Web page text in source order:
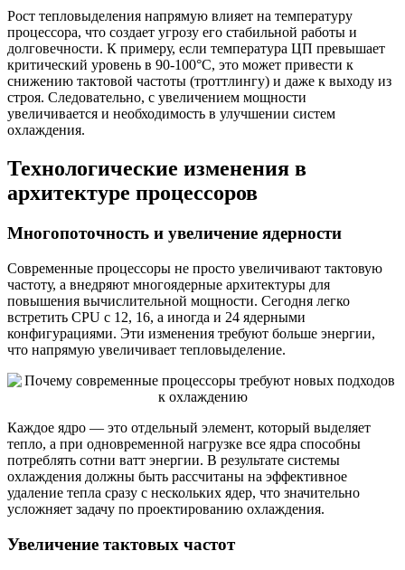
Рост тепловыделения напрямую влияет на температуру
процессора, что создает угрозу его стабильной работы и
долговечности. К примеру, если температура ЦП превышает
критический уровень в 90-100°C, это может привести к
снижению тактовой частоты (троттлингу) и даже к выходу из
строя. Следовательно, с увеличением мощности
увеличивается и необходимость в улучшении систем
охлаждения.
Технологические изменения в
архитектуре процессоров
Многопоточность и увеличение ядерности
Современные процессоры не просто увеличивают тактовую
частоту, а внедряют многоядерные архитектуры для
повышения вычислительной мощности. Сегодня легко
встретить CPU с 12, 16, а иногда и 24 ядерными
конфигурациями. Эти изменения требуют больше энергии,
что напрямую увеличивает тепловыделение.
Каждое ядро — это отдельный элемент, который выделяет
тепло, а при одновременной нагрузке все ядра способны
потреблять сотни ватт энергии. В результате системы
охлаждения должны быть рассчитаны на эффективное
удаление тепла сразу с нескольких ядер, что значительно
усложняет задачу по проектированию охлаждения.
Увеличение тактовых частот